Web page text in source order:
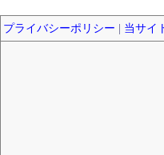
プライバシーポリシー 当サイ